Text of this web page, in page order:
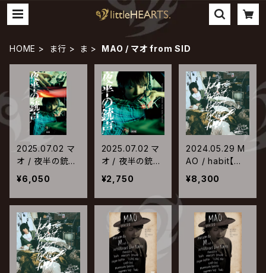
HOME ま行 ま MAO / マオ from SID
2025.07.02 マ
オ / 夜半の銃声
【初回生産限定
盤】
¥6,050
2025.07.02 マ
オ / 夜半の銃声
【通常盤】
¥2,750
2024.05.29 M
AO / habit【初
回生産限定盤】
¥8,300